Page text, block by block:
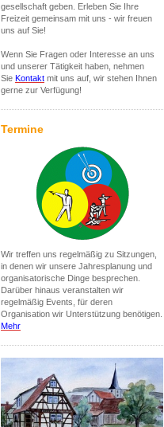
gesellschaft geben. Erleben Sie Ihre
Freizeit gemeinsam mit uns - wir freuen
uns auf Sie!
Wenn Sie Fragen oder Interesse an uns
und unserer Tätigkeit haben, nehmen
Sie Kontakt mit uns auf, wir stehen Ihnen
gerne zur Verfügung!
Termine
Wir treffen uns regelmäßig zu Sitzungen,
in denen wir unsere Jahresplanung und
organisatorische Dinge besprechen.
Darüber hinaus veranstalten wir
regelmäßig Events, für deren
Organisation wir Unterstützung benötigen.
Mehr